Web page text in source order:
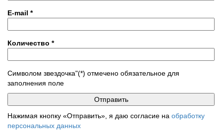
E-mail *
Количество *
Символом звездочка"(*) отмечено обязательное для
заполнения поле
Нажимая кнопку «Отправить», я даю согласие на обработку
персональных данных